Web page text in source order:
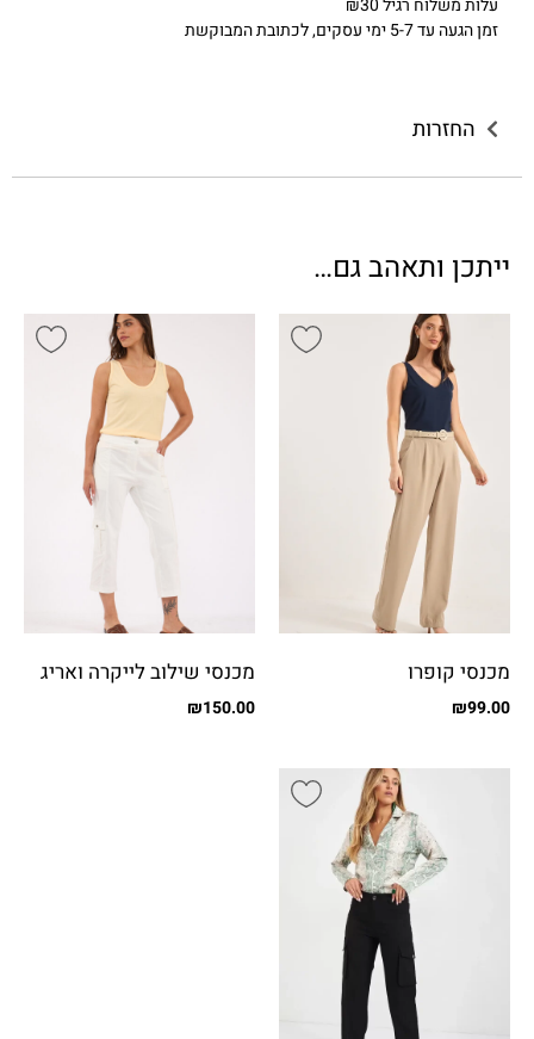
זמן הגעה עד 5-7 ימי עסקים, לכתובת המבוקשת
החזרות
ייתכן ותאהב גם…
מכנסי קופרו
₪99.00
מכנסי שילוב לייקרה ואריג
עם כיסים
₪150.00